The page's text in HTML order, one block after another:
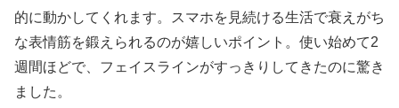
的に動かしてくれます。スマホを見続ける生活で衰えがち
な表情筋を鍛えられるのが嬉しいポイント。使い始めて2
週間ほどで、フェイスラインがすっきりしてきたのに驚き
ました。